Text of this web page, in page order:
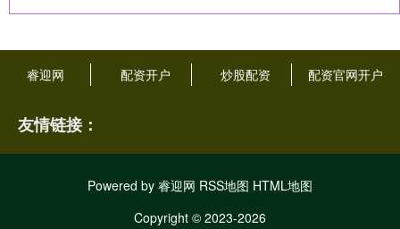
睿迎网 配资开户 炒股配资 配资官网开户
友情链接：
Powered by 睿迎网 RSS地图 HTML地图
Copyright © 2023-2026